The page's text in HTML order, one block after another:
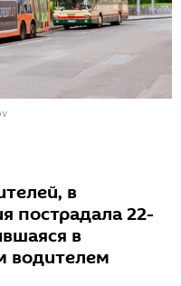
в
пострадала 22-
в
водителем